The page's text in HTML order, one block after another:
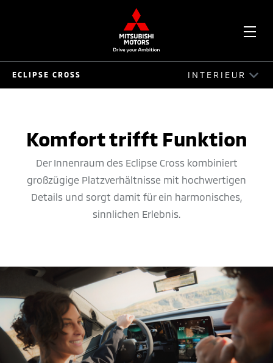
ECLIPSE CROSS INTERIEUR
EXTERIEUR
ZUBEHÖR
Komfort trifft Funktion
Der Innenraum des Eclipse Cross kombiniert
großzügige Platzverhältnisse mit hochwertigen
Details und sorgt damit für ein harmonisches,
sinnlichen Erlebnis.